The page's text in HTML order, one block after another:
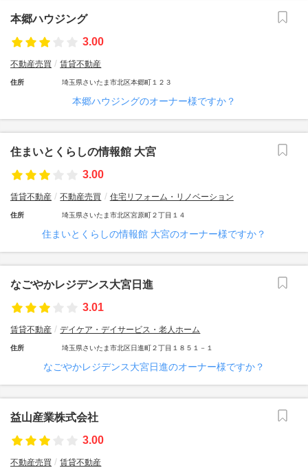
本郷ハウジング
3.00
不動産売買 賃貸不動産
住所 埼玉県さいたま市北区本郷町１２３
本郷ハウジングのオーナー様ですか？
住まいとくらしの情報館 大宮
3.00
賃貸不動産 不動産売買 住宅リフォーム・リノベーション
住所 埼玉県さいたま市北区宮原町２丁目１４
住まいとくらしの情報館 大宮のオーナー様ですか？
なごやかレジデンス大宮日進
3.01
賃貸不動産 デイケア・デイサービス・老人ホーム
住所 埼玉県さいたま市北区日進町２丁目１８５１－１
なごやかレジデンス大宮日進のオーナー様ですか？
益山産業株式会社
3.00
不動産売買 賃貸不動産